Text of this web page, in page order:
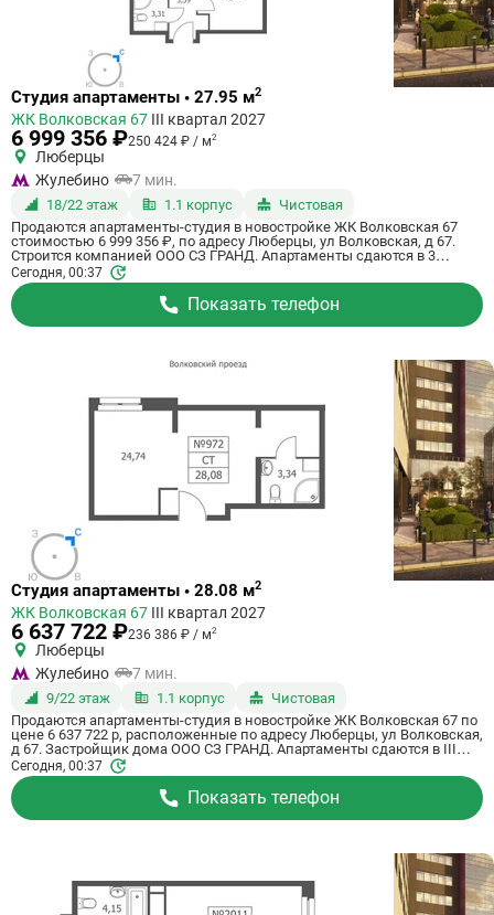
Ссылка
квартиру
Студия апартаменты • 27.95 м2
ЖК Волковская 67 III квартал 2027
6 999 356 ₽250 424 ₽ / м2
Люберцы
Жулебино
7 мин.
18/22 этаж 1.1 корпус
Чистовая
Продаются апартаменты-студия в новостройке ЖК Волковская 67
стоимостью 6 999 356 ₽, по адресу Люберцы, ул Волковская, д 67.
Строится компанией ООО СЗ ГРАНД. Апартаменты сдаются в 3
квартале 2027 года с чистовой отделкой, в 20 минутах на машине от
станции метро Некрасовка. Общая площадь апартаментов - 27.95 кв.
м. Этаж 18 из 21. ID апартаментов на СтройкиРУ 725117, скажите его
когда будете звонить.
Сегодня, 00:37
Показать телефон
Ссылка
квартиру
Студия апартаменты • 28.08 м2
ЖК Волковская 67 III квартал 2027
6 637 722 ₽236 386 ₽ / м2
Люберцы
Жулебино
7 мин.
9/22 этаж 1.1 корпус
Чистовая
Продаются апартаменты-студия в новостройке ЖК Волковская 67 по
цене 6 637 722 р, расположенные по адресу Люберцы, ул Волковская,
д 67. Застройщик дома ООО СЗ ГРАНД. Апартаменты сдаются в III
квартале 2027 года с чистовой отделкой, в 20 минутах на машине от
метро Некрасовка. Общая площадь апартаментов - 28.08 м². Этаж 9
из 21. ID апартаментов на СтройкиРУ 725115, сообщите его когда
будете звонить.
Сегодня, 00:37
Показать телефон